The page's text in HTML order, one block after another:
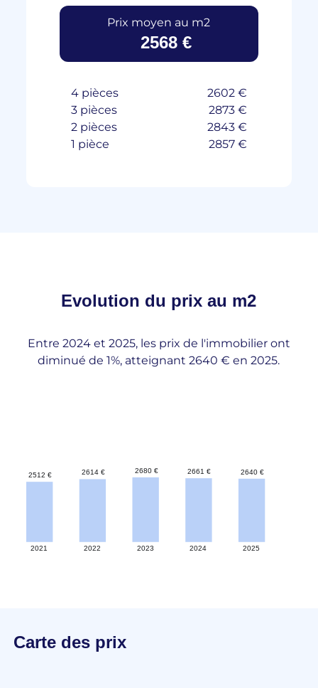
Prix moyen au m2
2568 €
4 pièces
2602 €
3 pièces
2873 €
2 pièces
2843 €
1 pièce
2857 €
Evolution du prix au m2
Entre 2024 et 2025, les prix de l'immobilier ont
diminué de 1%, atteignant 2640 € en 2025.
Carte des prix